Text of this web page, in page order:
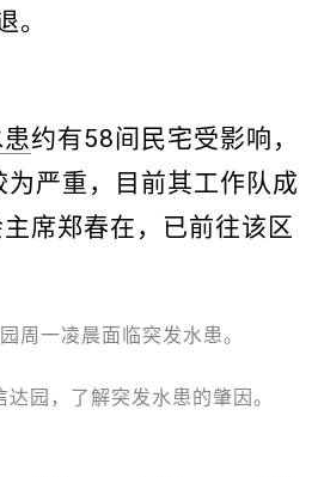
。
约有58间民宅受影响，
严重，目前其工作队成
席郑春在，已前往该区
周一凌晨面临突发水患。
园，了解突发水患的肇因。